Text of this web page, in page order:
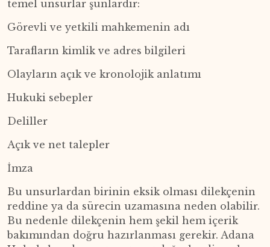
temel unsurlar şunlardır:
Görevli ve yetkili mahkemenin adı
Tarafların kimlik ve adres bilgileri
Olayların açık ve kronolojik anlatımı
Hukuki sebepler
Deliller
Açık ve net talepler
İmza
Bu unsurlardan birinin eksik olması dilekçenin
reddine ya da sürecin uzamasına neden olabilir.
Bu nedenle dilekçenin hem şekil hem içerik
bakımından doğru hazırlanması gerekir. Adana